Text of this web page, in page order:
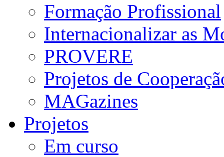
Formação Profissional
Internacionalizar as
PROVERE
Projetos de
MAGazines
Projetos
Em curso